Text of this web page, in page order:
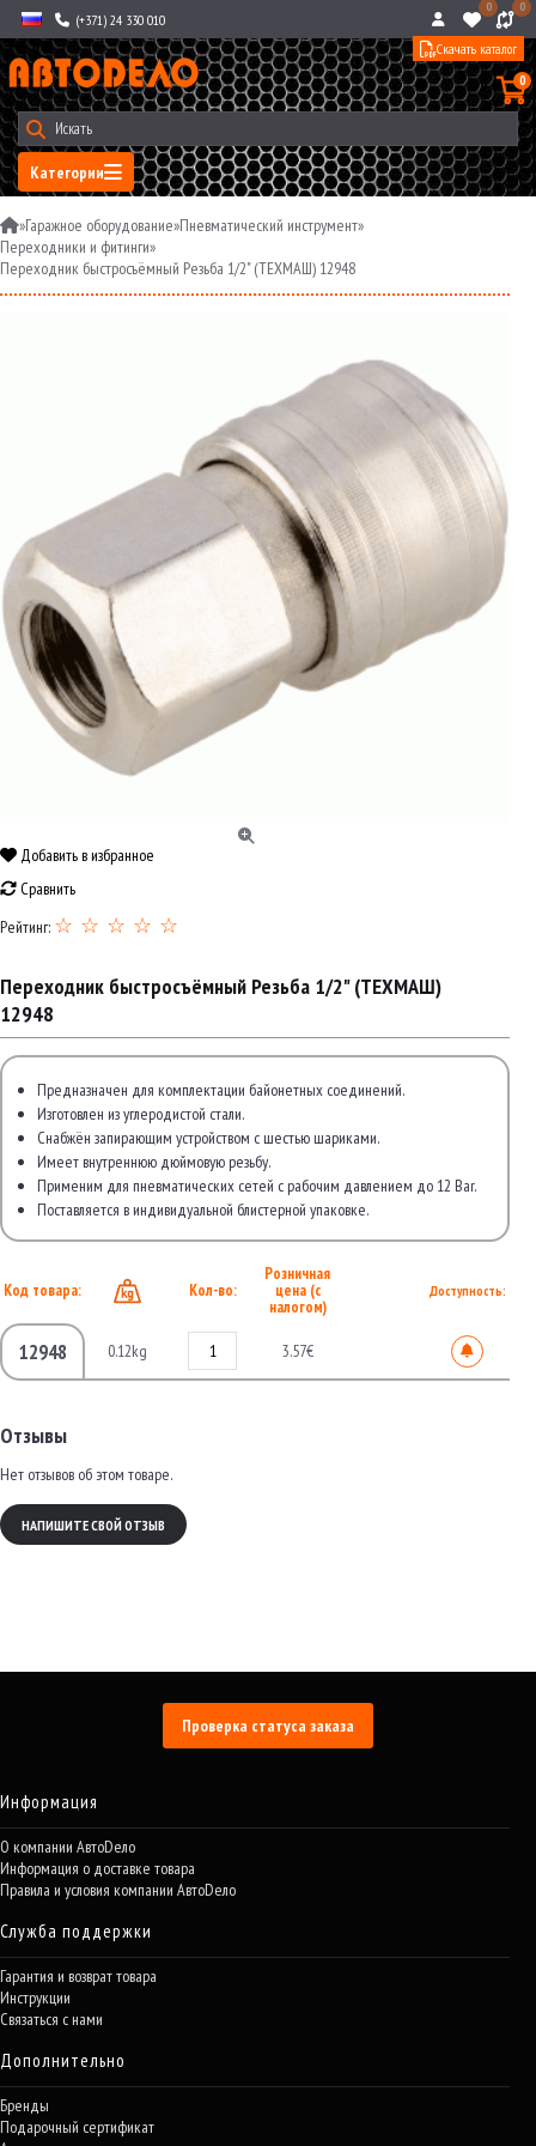
(+371) 24 330 010
0 0
Категории
0
Скачать каталог
»Гаражное оборудование»Пневматический инструмент»
Переходники и фитинги»
Переходник быстросъёмный Резьба 1/2" (ТЕХМАШ) 12948
Добавить в избранное
Сравнить
Рейтинг: ☆ ☆ ☆ ☆ ☆
Переходник быстросъёмный Резьба 1/2" (ТЕХМАШ)
12948
Предназначен для комплектации байонетных соединений.
Изготовлен из углеродистой стали.
Снабжён запирающим устройством с шестью шариками.
Имеет внутреннюю дюймовую резьбу.
Применим для пневматических сетей с рабочим давлением до 12 Bar.
Поставляется в индивидуальной блистерной упаковке.
Код товара: Кол-во:
Розничная
цена (с
налогом)
Доступность:
12948 0.12kg 3.57€
Отзывы
Нет отзывов об этом товаре.
НАПИШИТЕ СВОЙ ОТЗЫВ
Проверка статуса заказа
Информация
О компании АвтоDело
Информация о доставке товара
Правила и условия компании АвтоDело
Служба поддержки
Гарантия и возврат товара
Инструкции
Связаться с нами
Дополнительно
Бренды
Подарочный сертификат